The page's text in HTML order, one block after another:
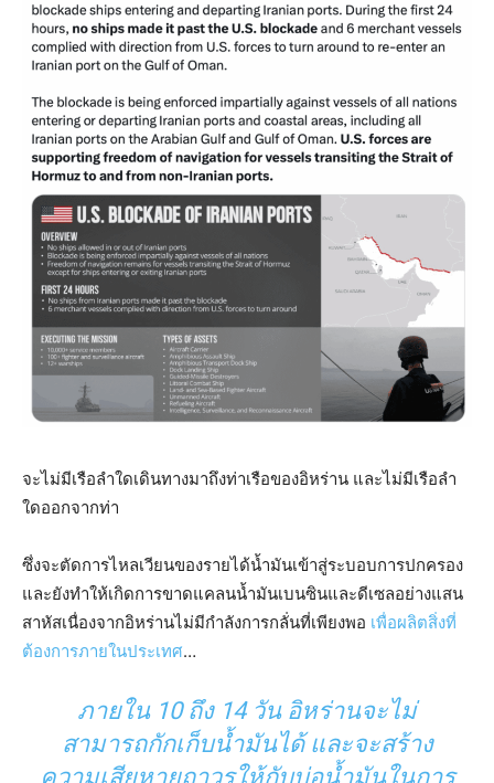
จะไม่มีเรือลำใดเดินทางมาถึงท่าเรือของอิหร่าน และไม่มีเรือลำ
ใดออกจากท่า
ซึ่งจะตัดการไหลเวียนของรายได้น้ำมันเข้าสู่ระบอบการปกครอง
และยังทำให้เกิดการขาดแคลนน้ำมันเบนซินและดีเซลอย่างแสน
สาหัสเนื่องจากอิหร่านไม่มีกำลังการกลั่นที่เพียงพอ เพื่อผลิตสิ่งที่
ต้องการภายในประเทศ…
ภายใน 10 ถึง 14 วัน อิหร่านจะไม่
สามารถกักเก็บน้ำมันได้ และจะสร้าง
ความเสียหายถาวรให้กับบ่อน้ำมันในการ